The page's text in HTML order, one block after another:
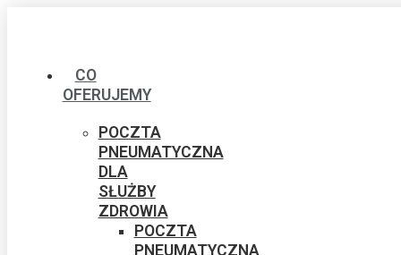
CO
OFERUJEMY
POCZTA
PNEUMATYCZNA
DLA
SŁUŻBY
ZDROWIA
POCZTA
PNEUMATYCZNA